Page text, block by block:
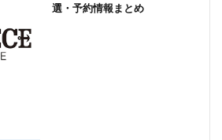
選・予約情報まとめ